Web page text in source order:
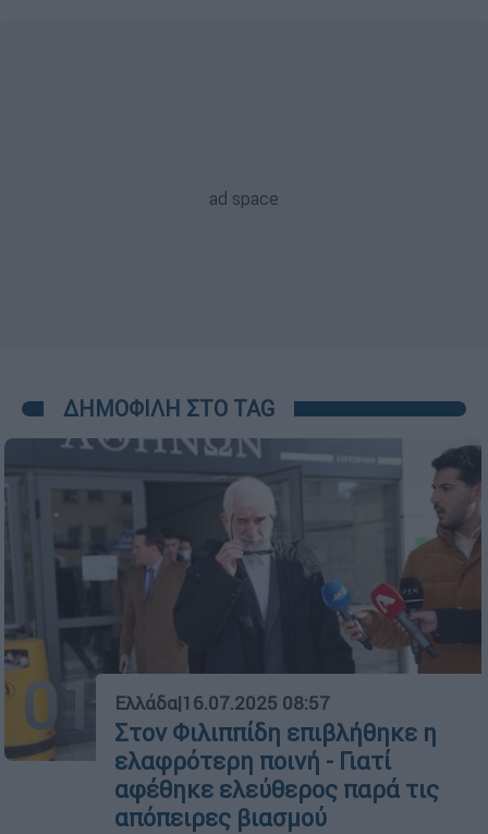
ΔΗΜΟΦΙΛΗ ΣΤΟ TAG
01 Ελλάδα|16.07.2025 08:57
Στον Φιλιππίδη επιβλήθηκε η
ελαφρότερη ποινή - Γιατί
αφέθηκε ελεύθερος παρά τις
απόπειρες βιασμού